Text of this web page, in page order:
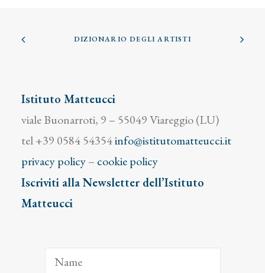
DIZIONARIO DEGLI ARTISTI
Istituto Matteucci
viale Buonarroti, 9 – 55049 Viareggio (LU)
tel +39 0584 54354info@istitutomatteucci.it
privacy policy– cookie policy
Iscriviti alla Newsletter dell’Istituto
Matteucci